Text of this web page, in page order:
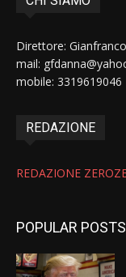
Direttore:
mail:
mobile: 3319619046
REDAZIONE
REDAZIONE
POPULAR POSTS